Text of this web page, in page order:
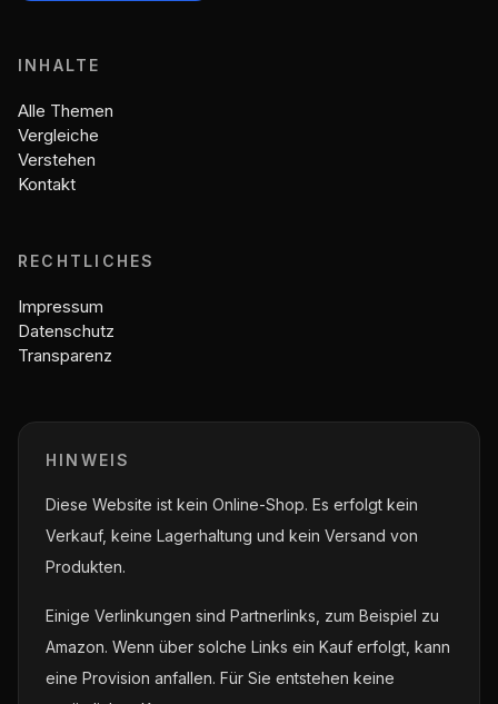
INHALTE
Alle Themen
Vergleiche
Verstehen
Kontakt
RECHTLICHES
Impressum
Datenschutz
Transparenz
HINWEIS
Diese Website ist kein Online-Shop. Es erfolgt kein
Verkauf, keine Lagerhaltung und kein Versand von
Produkten.
Einige Verlinkungen sind Partnerlinks, zum Beispiel zu
Amazon. Wenn über solche Links ein Kauf erfolgt, kann
eine Provision anfallen. Für Sie entstehen keine